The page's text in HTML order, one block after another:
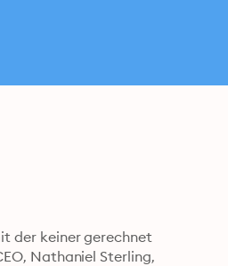
der keiner gerechnet
Nathaniel Sterling,